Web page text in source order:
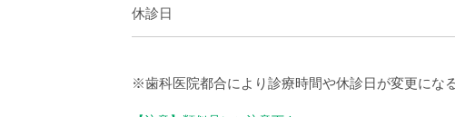
休診日
※歯科医院都合により診療時間や休診日が変更にな